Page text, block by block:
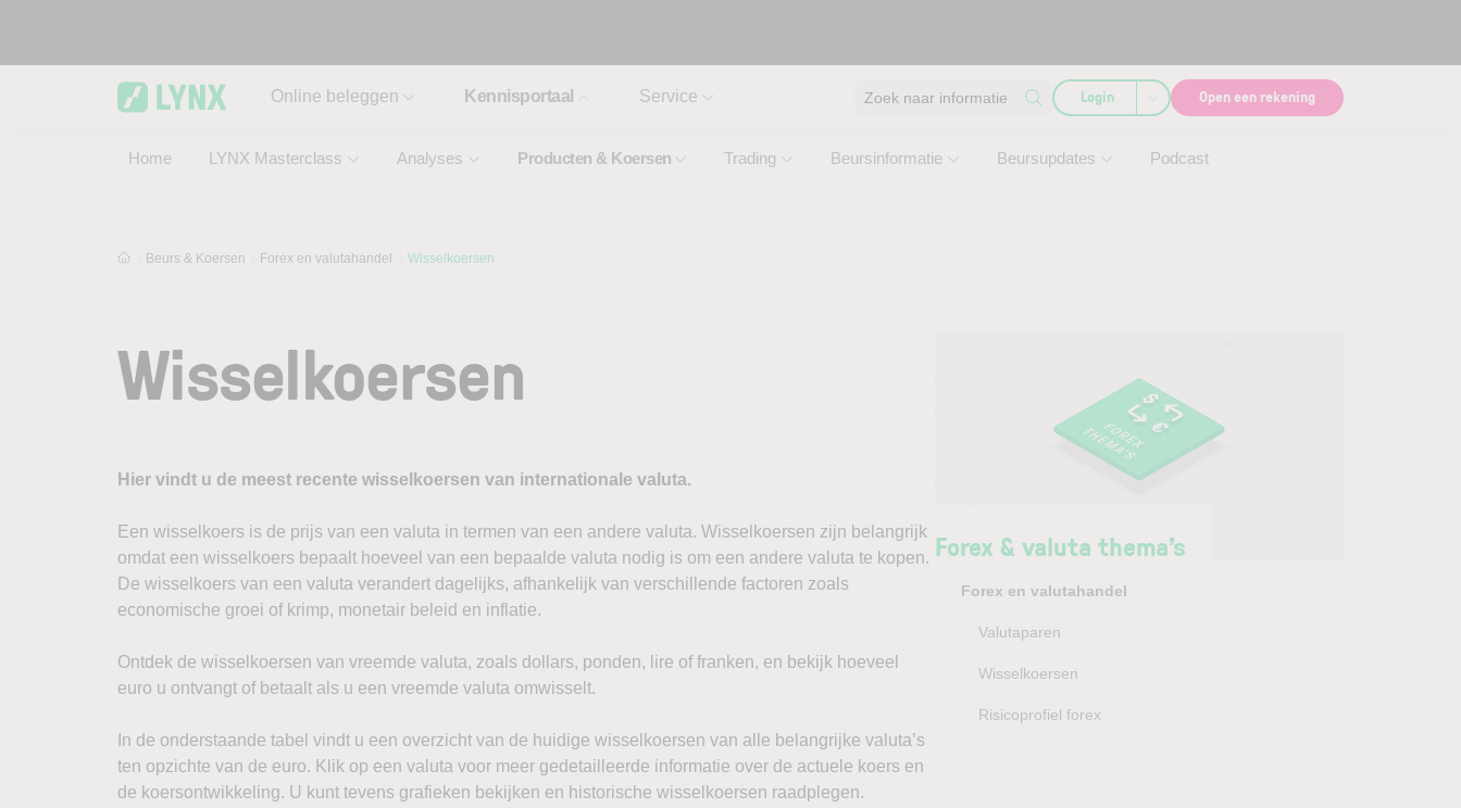
Online beleggen Kennisportaal
Home LYNX Masterclass Analyses Producten & Koersen Trading Beursinformatie Beursupdates Podcast
Service Zoek naar informatie Login Open een rekening
Beurs & Koersen Forex en valutahandel Wisselkoersen
Wisselkoersen
Hier vindt u de meest recente wisselkoersen van internationale valuta.
Een wisselkoers is de prijs van een valuta in termen van een andere valuta. Wisselkoersen zijn belangrijk
omdat een wisselkoers bepaalt hoeveel van een bepaalde valuta nodig is om een andere valuta te kopen.
De wisselkoers van een valuta verandert dagelijks, afhankelijk van verschillende factoren zoals
economische groei of krimp, monetair beleid en inflatie.
Ontdek de wisselkoersen van vreemde valuta, zoals dollars, ponden, lire of franken, en bekijk hoeveel
euro u ontvangt of betaalt als u een vreemde valuta omwisselt.
In de onderstaande tabel vindt u een overzicht van de huidige wisselkoersen van alle belangrijke valuta’s
ten opzichte van de euro. Klik op een valuta voor meer gedetailleerde informatie over de actuele koers en
de koersontwikkeling. U kunt tevens grafieken bekijken en historische wisselkoersen raadplegen.
Forex & valuta thema’s
Forex en valutahandel
Valutaparen
Wisselkoersen
Risicoprofiel forex